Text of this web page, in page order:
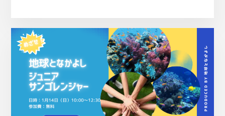
ア
タ
ー
～
見
て、
聴
い